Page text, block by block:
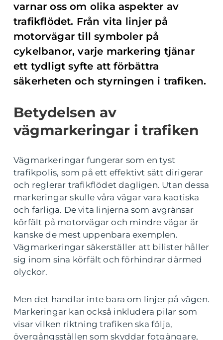
varnar oss om olika aspekter av
trafikflödet. Från vita linjer på
motorvägar till symboler på
cykelbanor, varje markering tjänar
ett tydligt syfte att förbättra
säkerheten och styrningen i trafiken.
Betydelsen av
vägmarkeringar i trafiken
Vägmarkeringar fungerar som en tyst
trafikpolis, som på ett effektivt sätt dirigerar
och reglerar trafikflödet dagligen. Utan dessa
markeringar skulle våra vägar vara kaotiska
och farliga. De vita linjerna som avgränsar
körfält på motorvägar och mindre vägar är
kanske de mest uppenbara exemplen.
Vägmarkeringar säkerställer att bilister håller
sig inom sina körfält och förhindrar därmed
olyckor.
Men det handlar inte bara om linjer på vägen.
Markeringar kan också inkludera pilar som
visar vilken riktning trafiken ska följa,
övergångsställen som skyddar fotgängare,